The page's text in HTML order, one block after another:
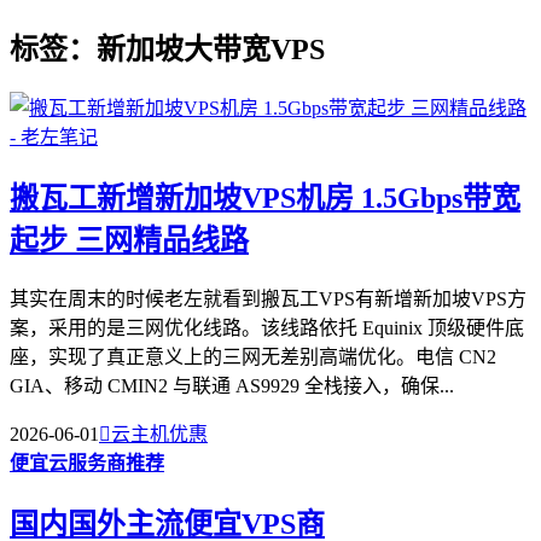
标签：新加坡大带宽VPS
搬瓦工新增新加坡VPS机房 1.5Gbps带宽
起步 三网精品线路
其实在周末的时候老左就看到搬瓦工VPS有新增新加坡VPS方
案，采用的是三网优化线路。该线路依托 Equinix 顶级硬件底
座，实现了真正意义上的三网无差别高端优化。电信 CN2
GIA、移动 CMIN2 与联通 AS9929 全栈接入，确保...
2026-06-01 云主机优惠
便宜云服务商推荐
国内国外主流便宜VPS商